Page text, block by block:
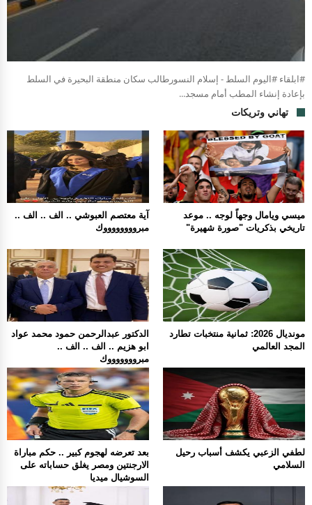
#ابلقاء #اليوم السلط - إسلام النسورطالب سكان منطقة البحيرة في السلط
بإعادة إنشاء المطب أمام مسجد...
تهاني وتريكات
آية معتصم العبوشي .. الف .. الف ..
مبرووووووووك
ميسي ويامال وجهاً لوجه .. موعد
تاريخي بذكريات "صورة شهيرة"
الدكتور عبدالرحمن حمود محمد عواد
ابو هزيم .. الف .. الف ..
مبروووووووك
مونديال 2026: ثمانية منتخبات تطارد
المجد العالمي
بعد تعرضه لهجوم كبير .. حكم مباراة
الارجنتين ومصر يغلق حساباته على
السوشيال ميديا
لطفي الزعبي يكشف أسباب رحيل
السلامي